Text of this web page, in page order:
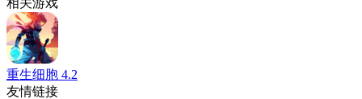
重生细胞 4.2
友情链接